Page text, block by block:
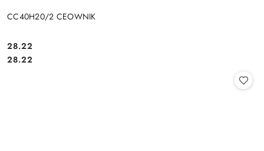
CC40H20/2 CEOWNIK
Cena:
28.22
Cena:
28.22